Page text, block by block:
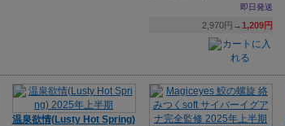
即日発送
2,970円→1,209円
温泉欲情(Lusty Hot Spring)